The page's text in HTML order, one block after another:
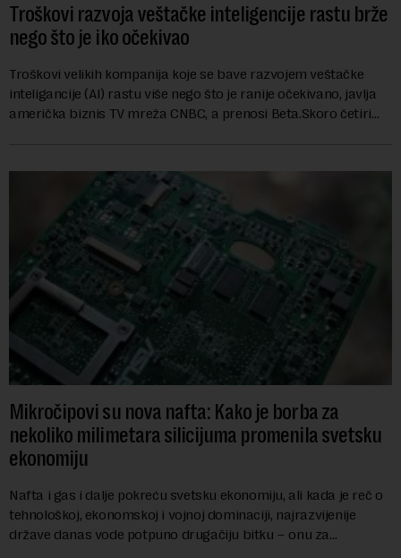
Troškovi razvoja veštačke inteligencije rastu brže
nego što je iko očekivao
Troškovi velikih kompanija koje se bave razvojem veštačke
inteligancije (AI) rastu više nego što je ranije očekivano, javlja
američka biznis TV mreža CNBC, a prenosi Beta.Skoro četiri
Mikročipovi su nova nafta: Kako je borba za
nekoliko milimetara silicijuma promenila svetsku
ekonomiju
Nafta i gas i dalje pokreću svetsku ekonomiju, ali kada je reč o
tehnološkoj, ekonomskoj i vojnoj dominaciji, najrazvijenije
države danas vode potpuno drugačiju bitku – onu za